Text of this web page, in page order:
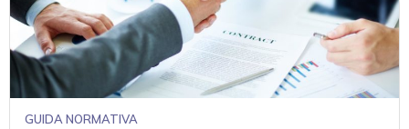
GUIDA NORMATIVA